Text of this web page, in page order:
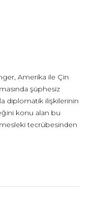
Amerika ile Çin
şüphesiz
diplomatik ilişkilerinin
konu alan bu
tecrübesinden
izlediği yol
sahnedeki
yörünge